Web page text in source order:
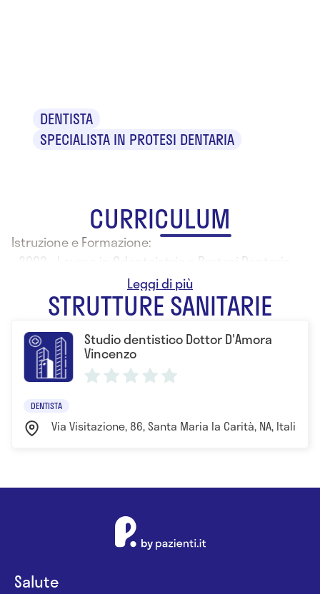
DENTISTA
SPECIALISTA IN PROTESI DENTARIA
CURRICULUM
Istruzione e Formazione:
- 2002 - Laurea in Odontoiatria e Protesi Dentaria
presso l'Università degli Studi Federico II Napoli
STRUTTURE SANITARIE
Studio dentistico Dottor D'Amora
Vincenzo
DENTISTA
Via Visitazione, 86, Santa Maria la Carità, NA, Italia
Salute